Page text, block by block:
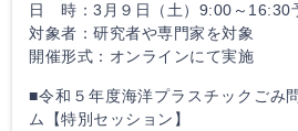
日 時：3月９日（土）9:00～16:30
対象者：研究者や専門家を対象
開催形式：オンラインにて実施
■令和５年度海洋プラスチックごみ
ム【特別セッション】